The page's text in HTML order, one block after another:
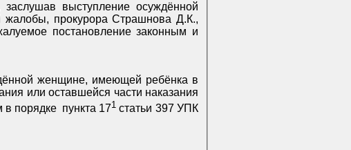
выступление осуждённой
прокурора Страшнова Д.К.,
постановление законным и
женщине, имеющей ребёнка в
или оставшейся части наказания
в порядке пункта 171 статьи 397 УПК